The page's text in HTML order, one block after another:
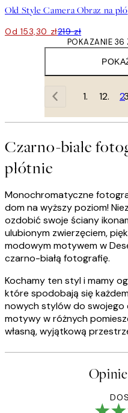
Od 153,30 zł219 zł
POKAZANIE 36
1 2
Czarno-białe
płótnie
Monochromatyczne
dom na wyższy poziom!
ozdobić swoje ściany
ulubionym zwierzęciem,
modowym motywem w
czarno-białą fotografię.
Kochamy ten styl i mamy
które spodobają się
nowych stylów do swojego
motywy w różnych
własną, wyjątkową